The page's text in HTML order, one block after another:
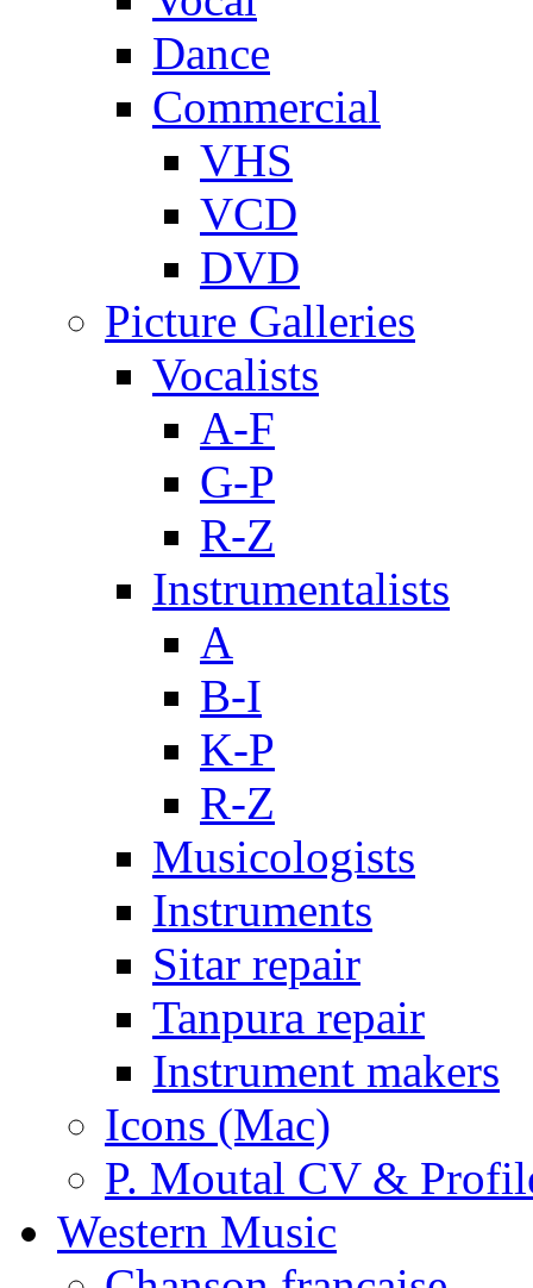
Dance
Commercial
VHS
VCD
DVD
Picture Galleries
Vocalists
A-F
G-P
R-Z
Instrumentalists
A
B-I
K-P
R-Z
Musicologists
Instruments
Sitar repair
Tanpura repair
Instrument makers
Icons (Mac)
P. Moutal CV &
Western Music